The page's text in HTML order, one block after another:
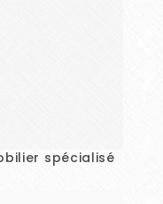
spécialisé